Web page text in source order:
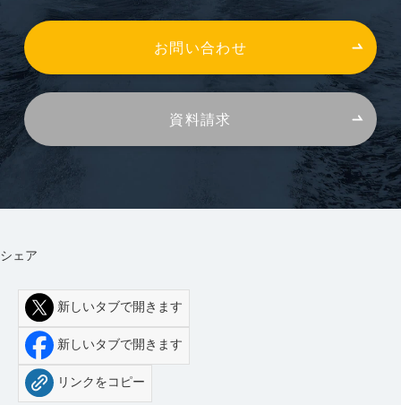
お問い合わせ
資料請求
シェア
新しいタブで開きます
新しいタブで開きます
リンクをコピー